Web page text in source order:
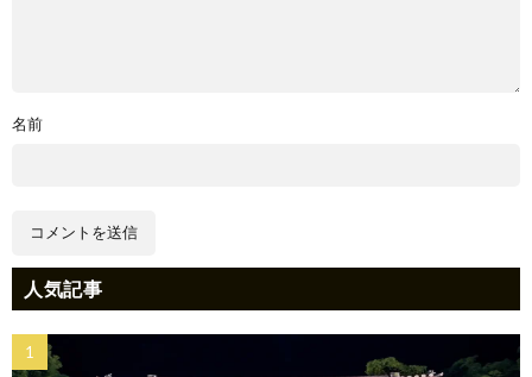
名前
人気記事